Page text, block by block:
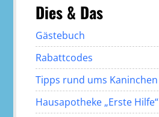
Dies & Das
Gästebuch
Rabattcodes
Tipps rund ums Kaninchen
Hausapotheke „Erste Hilfe“